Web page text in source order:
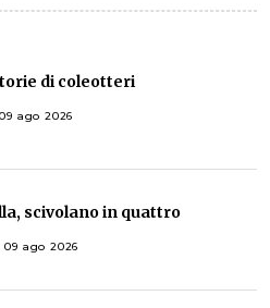
di coleotteri
09 ago 2026
scivolano in quattro
09 ago 2026